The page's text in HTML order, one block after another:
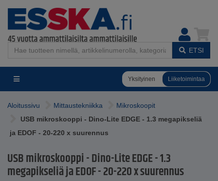
ETSI
Yksityinen Liiketoimintaa
Aloitussivu Mittaustekniikka
Mikroskoopit
USB mikroskooppi - Dino-Lite EDGE - 1.3 megapikseliä
ja EDOF - 20-220 x suurennus
USB mikroskooppi - Dino-Lite EDGE - 1.3
megapikseliä ja EDOF - 20-220 x suurennus